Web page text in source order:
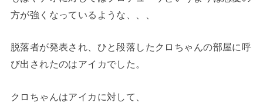
方が強くなっているような、、、
脱落者が発表され、ひと段落したクロちゃんの部屋に呼
び出されたのはアイカでした。
クロちゃんはアイカに対して、